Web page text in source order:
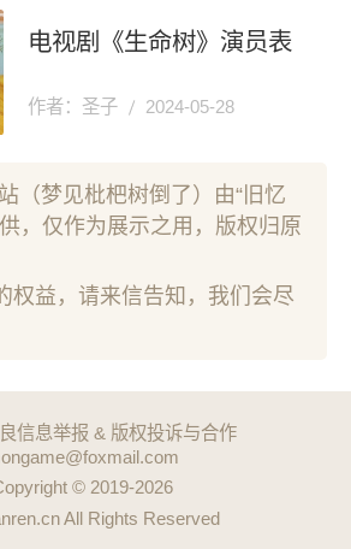
电视剧《生命树》演员表
作者：圣子 2024-05-28
（梦见枇杷树倒了）由“旧忆
，仅作为展示之用，版权归原
权益，请来信告知，我们会尽
信息举报 & 版权投诉与合作
© 2019-2026
All Rights Reserved